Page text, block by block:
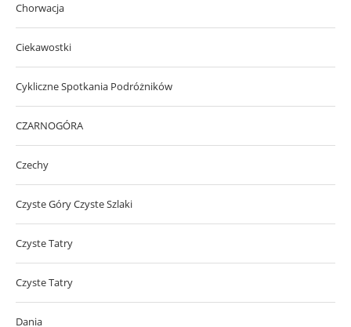
Chorwacja
Ciekawostki
Cykliczne Spotkania Podróżników
CZARNOGÓRA
Czechy
Czyste Góry Czyste Szlaki
Czyste Tatry
Czyste Tatry
Dania